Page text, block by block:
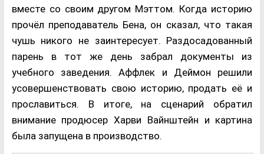
вместе со своим другом Мэттом. Когда историю
прочёл преподаватель Бена, он сказал, что такая
чушь никого не заинтересует. Раздосадованный
парень в тот же день забрал документы из
учебного заведения. Аффлек и Деймон решили
усовершенствовать свою историю, продать её и
прославиться. В итоге, на сценарий обратил
внимание продюсер Харви Вайнштейн и картина
была запущена в производство.